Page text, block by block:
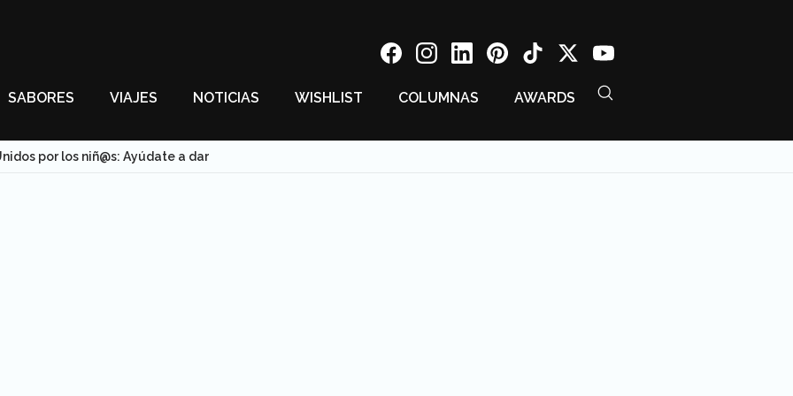
SABORES VIAJES NOTICIAS WISHLIST COLUMNAS AWARDS
por los niñ@s: Ayúdate a dar